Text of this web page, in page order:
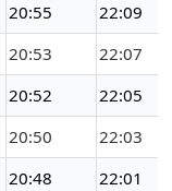
20:55
22:09
20:53
22:07
20:52
22:05
20:50
22:03
20:48
22:01